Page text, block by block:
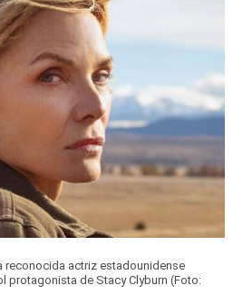
reconocida actriz estadounidense
protagonista de Stacy Clyburn (Foto: